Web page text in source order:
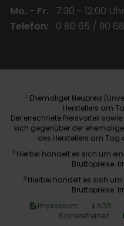
Mo. - Fr.
7:30 - 12:00 Uhr
Telefon:
0 80 65 / 90
1 Ehemaliger Neupreis
Herstellers am
Der errechnete Preisvorteil
sich gegenüber der
des Herstellers am Tag
2 Hierbei handelt es sich um
Bruttopreise.
3 Hierbei handelt es sich
Bruttopreise.
Impressum
AGB
Barrierefreiheit